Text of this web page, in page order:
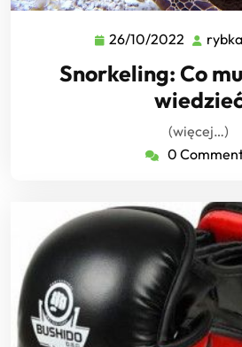
26/10/2022 26/10/
Snorkeling: Co
(więcej…)
0